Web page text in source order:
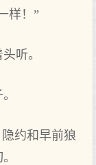
样！”
听。
约和早前狼